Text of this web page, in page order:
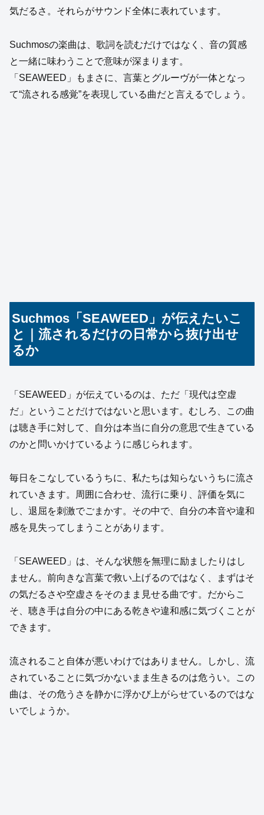
気だるさ。それらがサウンド全体に表れています。
Suchmosの楽曲は、歌詞を読むだけではなく、音の質感
と一緒に味わうことで意味が深まります。
「SEAWEED」もまさに、言葉とグルーヴが一体となっ
て“流される感覚”を表現している曲だと言えるでしょう。
Suchmos「SEAWEED」が伝えたいこ
と｜流されるだけの日常から抜け出せ
るか
「SEAWEED」が伝えているのは、ただ「現代は空虚
だ」ということだけではないと思います。むしろ、この曲
は聴き手に対して、自分は本当に自分の意思で生きている
のかと問いかけているように感じられます。
毎日をこなしているうちに、私たちは知らないうちに流さ
れていきます。周囲に合わせ、流行に乗り、評価を気に
し、退屈を刺激でごまかす。その中で、自分の本音や違和
感を見失ってしまうことがあります。
「SEAWEED」は、そんな状態を無理に励ましたりはし
ません。前向きな言葉で救い上げるのではなく、まずはそ
の気だるさや空虚さをそのまま見せる曲です。だからこ
そ、聴き手は自分の中にある乾きや違和感に気づくことが
できます。
流されること自体が悪いわけではありません。しかし、流
されていることに気づかないまま生きるのは危うい。この
曲は、その危うさを静かに浮かび上がらせているのではな
いでしょうか。